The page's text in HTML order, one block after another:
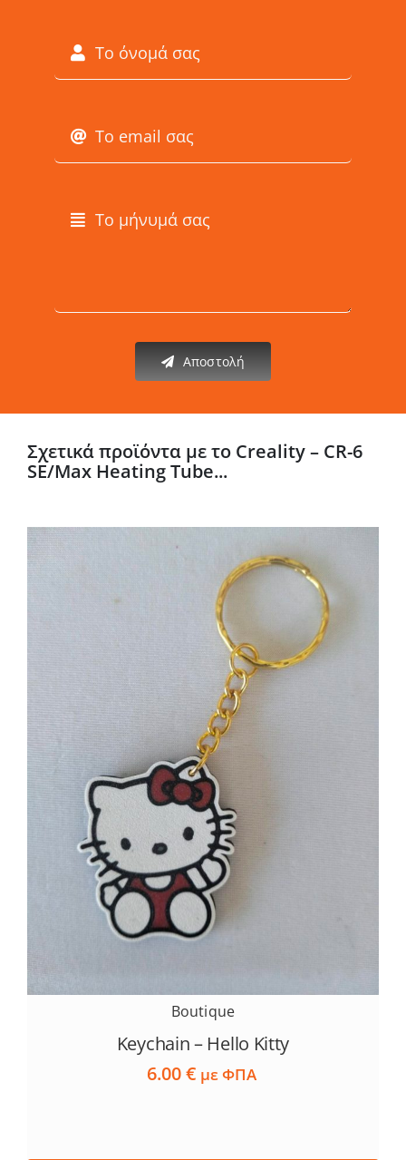
Αποστολή
Σχετικά προϊόντα με το Creality – CR-6
SE/Max Heating Tube...
Boutique
Keychain – Hello Kitty
6.00€ με ΦΠΑ